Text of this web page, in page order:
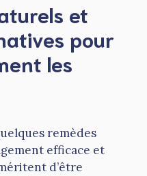
et
pour
les
remèdes
efficace et
d’être